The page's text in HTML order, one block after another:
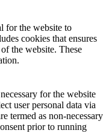
for the website to
cookies that ensures
the website. These
for the website
user personal data via
termed as non-necessary
prior to running